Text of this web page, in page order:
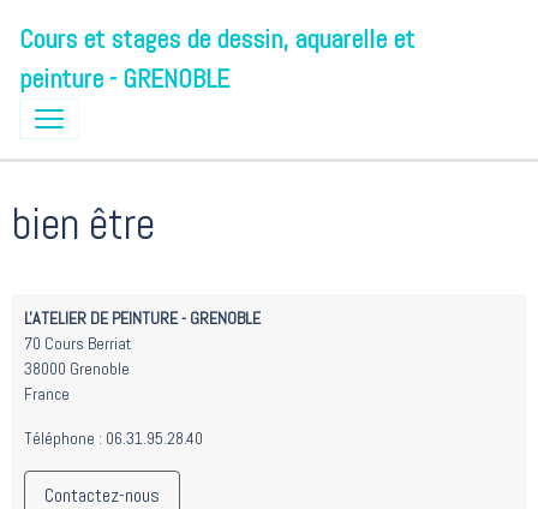
Cours et stages de dessin, aquarelle et
peinture - GRENOBLE
bien être
L'ATELIER DE PEINTURE - GRENOBLE
70 Cours Berriat
38000 Grenoble
France
Téléphone : 06.31.95.28.40
Contactez-nous